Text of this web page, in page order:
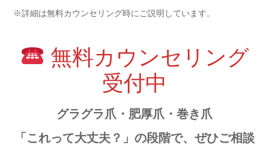
※詳細は無料カウンセリング時にご説明しています。
無料カウンセリング
受付中
グラグラ爪・肥厚爪・巻き爪
「これって大丈夫？」の段階で、ぜひご相談